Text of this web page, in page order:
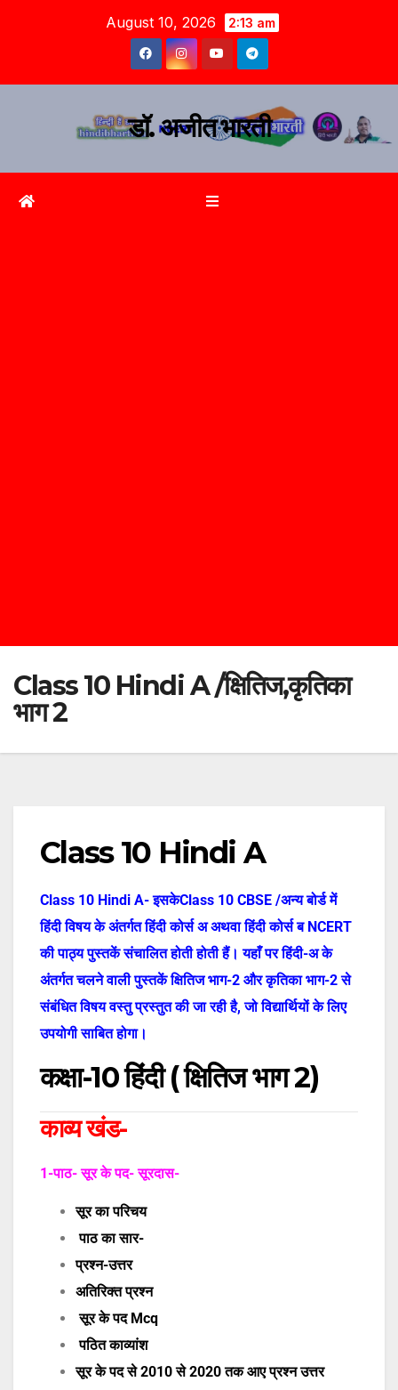
August 10, 2026 2:13 am
डॉ. अजीत भारती
Class 10 Hindi A /क्षितिज,कृतिका
भाग 2
Class 10 Hindi A
Class 10 Hindi A- इसकेClass 10 CBSE /अन्य बोर्ड में
हिंदी विषय के अंतर्गत हिंदी कोर्स अ अथवा हिंदी कोर्स ब NCERT
की पाठ्य पुस्तकें संचालित होती होती हैं। यहाँ पर हिंदी-अ के
अंतर्गत चलने वाली पुस्तकें क्षितिज भाग-2 और कृतिका भाग-2 से
संबंधित विषय वस्तु प्रस्तुत की जा रही है, जो विद्यार्थियों के लिए
उपयोगी साबित होगा।
कक्षा-10 हिंदी (क्षितिज भाग 2)
काव्य खंड-
1-पाठ- सूर के पद- सूरदास-
सूर का परिचय
पाठ का सार-
प्रश्न-उत्तर
अतिरिक्त प्रश्न
सूर के पद Mcq
पठित काव्यांश
सूर के पद से 2010 से 2020 तक आए प्रश्न उत्तर